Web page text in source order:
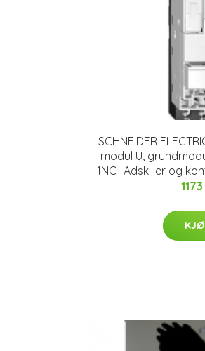
SCHNEIDER
modul U,
1NC -Adskiller og